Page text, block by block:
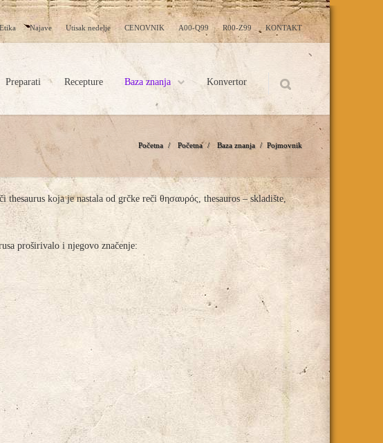
Etika Najave Utisak nedelje CENOVNIK A00-Q99 R00-Z99 KONTAKT
Preparati Recepture Baza znanja Konvertor
Početna / Početna / Baza znanja / Pojmovnik
koja je nastala od grčke reči θησαυρός, thesauros – skladište,
proširivalo i njegovo značenje: